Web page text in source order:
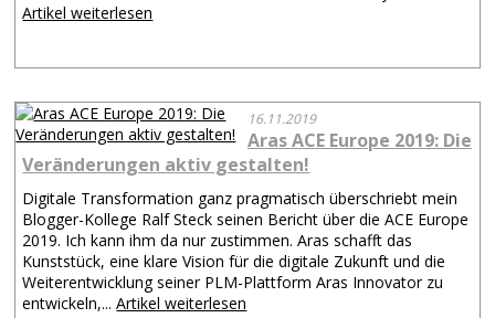
Artikel weiterlesen
16.11.2019
Aras ACE Europe 2019: Die
Veränderungen aktiv gestalten!
Digitale Transformation ganz pragmatisch überschriebt mein
Blogger-Kollege Ralf Steck seinen Bericht über die ACE Europe
2019. Ich kann ihm da nur zustimmen. Aras schafft das
Kunststück, eine klare Vision für die digitale Zukunft und die
Weiterentwicklung seiner PLM-Plattform Aras Innovator zu
entwickeln,...Artikel weiterlesen